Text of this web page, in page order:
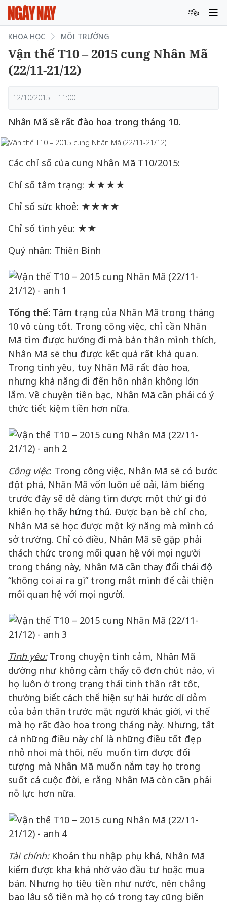
KHOA HỌC MÔI TRƯỜNG
Vận thế T10 – 2015 cung Nhân Mã
(22/11-21/12)
12/10/2015 | 11:00
Nhân Mã sẽ rất đào hoa trong tháng 10.
Các chỉ số của cung Nhân Mã T10/2015:
Chỉ số tâm trạng: ★★★★
Chỉ số sức khoẻ: ★★★★
Chỉ số tình yêu: ★★
Quý nhân: Thiên Bình
Tổng thể: Tâm trạng của Nhân Mã trong tháng
10 vô cùng tốt. Trong công việc, chỉ cần Nhân
Mã tìm được hướng đi mà bản thân mình thích,
Nhân Mã sẽ thu được kết quả rất khả quan.
Trong tình yêu, tuy Nhân Mã rất đào hoa,
nhưng khả năng đi đến hôn nhân không lớn
lắm. Về chuyện tiền bạc, Nhân Mã cần phải có ý
thức tiết kiệm tiền hơn nữa.
Công việc: Trong công việc, Nhân Mã sẽ có bước
đột phá, Nhân Mã vốn luôn uể oải, làm biếng
trước đây sẽ dễ dàng tìm được một thứ gì đó
khiến họ thấy hứng thú. Được bạn bè chỉ cho,
Nhân Mã sẽ học được một kỹ năng mà mình có
sở trường. Chỉ có điều, Nhân Mã sẽ gặp phải
thách thức trong mối quan hệ với mọi người
trong tháng này, Nhân Mã cần thay đổi thái độ
“không coi ai ra gì” trong mắt mình để cải thiện
mối quan hệ với mọi người.
Tình yêu:Trong chuyện tình cảm, Nhân Mã
dường như không cảm thấy cô đơn chút nào, vì
họ luôn ở trong trạng thái tinh thần rất tốt,
thường biết cách thể hiện sự hài hước dí dỏm
của bản thân trước mặt người khác giới, vì thế
mà họ rất đào hoa trong tháng này. Nhưng, tất
cả những điều này chỉ là những điều tốt đẹp
nhỏ nhoi mà thôi, nếu muốn tìm được đối
tượng mà Nhân Mã muốn nắm tay họ trong
suốt cả cuộc đời, e rằng Nhân Mã còn cần phải
nỗ lực hơn nữa.
Tài chính:Khoản thu nhập phụ khá, Nhân Mã
kiếm được kha khá nhờ vào đầu tư hoặc mua
bán. Nhưng họ tiêu tiền như nước, nên chẳng
bao lâu số tiền mà họ có trong tay cũng biến